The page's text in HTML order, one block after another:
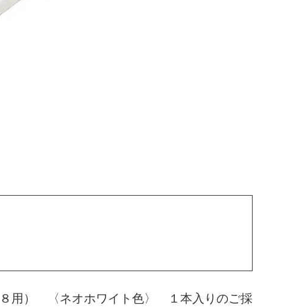
用） 〈ネオホワイト色〉 １本入りのご採